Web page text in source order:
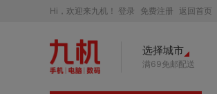
Hi，欢迎来九机！ 登录 免费注册 返回首页
选择城市
满69免邮配送